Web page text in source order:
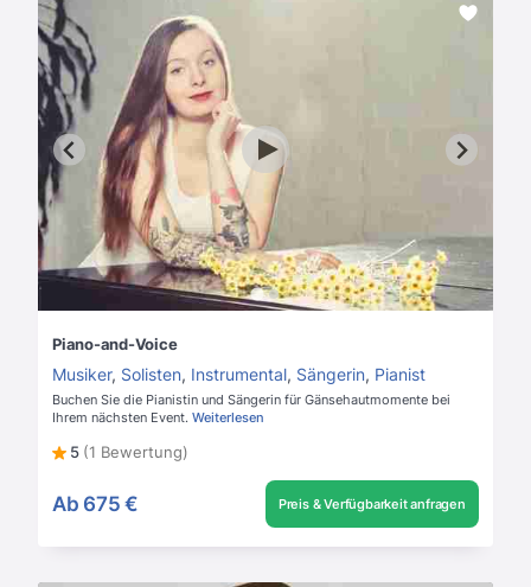
Piano-and-Voice
Musiker, Solisten, Instrumental, Sängerin, Pianist
Buchen Sie die Pianistin und Sängerin für Gänsehautmomente bei
Ihrem nächsten Event. Weiterlesen
5 (1 Bewertung)
Ab 675 € Preis & Verfügbarkeit anfragen